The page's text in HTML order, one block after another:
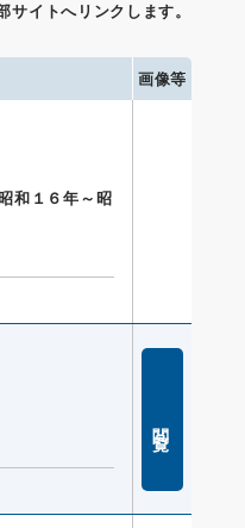
サイトへリンクします。
画像等
和１６年～昭